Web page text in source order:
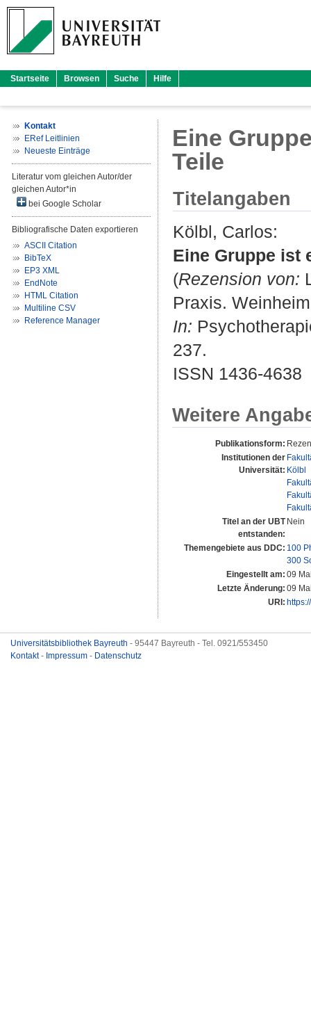
Startseite Browsen Suche Hilfe
Kontakt
ERef Leitlinien
Neueste Einträge
Literatur vom gleichen Autor/der
gleichen Autor*in
bei Google Scholar
Bibliografische Daten exportieren
ASCII Citation
BibTeX
EP3 XML
EndNote
HTML Citation
Multiline CSV
Reference Manager
Eine
Teile
Titelangaben
Kölbl, Carlos:
Eine Gruppe ist
(Rezension von:
Praxis.
In:
237.
ISSN 1436-4638
Weitere
Publikationsform:
Institutionen der
Universität: Kölbl
Titel an der UBT
entstanden:
Nein
Themengebiete aus DDC: 100
300
Eingestellt am: 09
Letzte Änderung: 09
URI:
Universitätsbibliothek Bayreuth - 95447 Bayreuth - Tel. 0921/553450
Kontakt- Impressum - Datenschutz